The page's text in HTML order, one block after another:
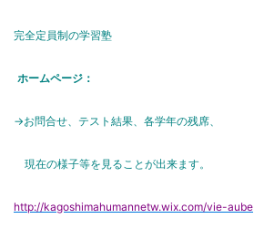
完全定員制の学習塾
ホームページ：
→お問合せ、テスト結果、各学年の残席、
現在の様子等を見ることが出来ます。
http://kagoshimahumannetw.wix.com/vie-aube